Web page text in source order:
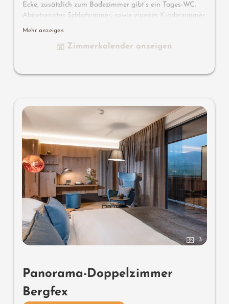
Ecke, zusätzlich zum Badezimmer gibt’s ein Tages-WC.
Abgetrenntes Schlafzimmer, sowie eigenes Kinderzimmer
mit separatem Balkon. Große Terrasse mit Poolblick,
Mehr anzeigen
Zimmerkalender anzeigen
3
Panorama-Doppelzimmer
Bergfex